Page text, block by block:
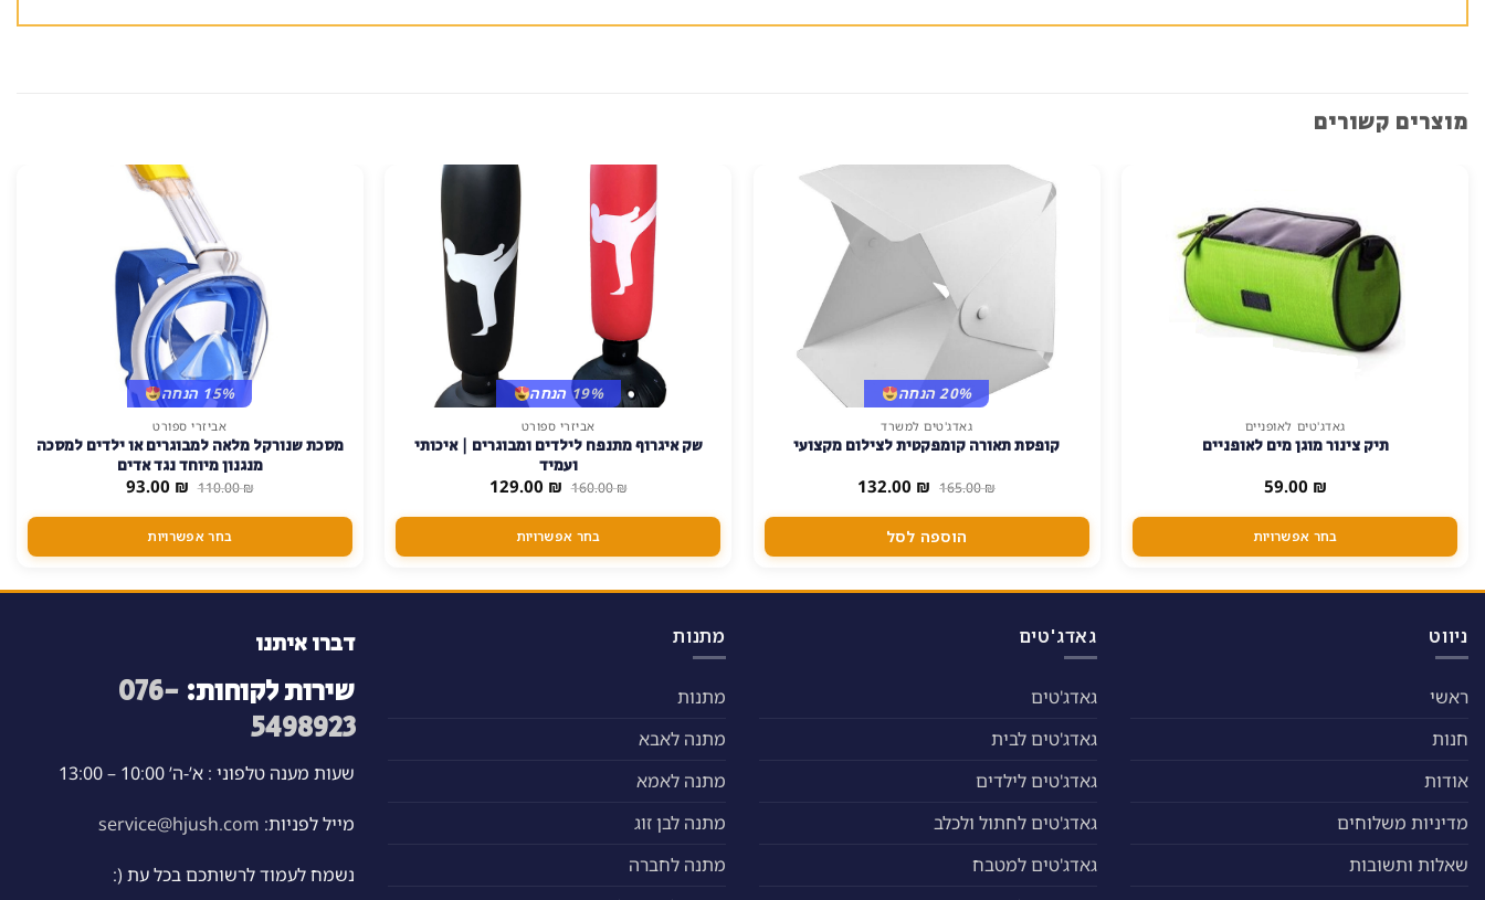
מוצרים קשורים
גאדג'טים לאופניים
תיק צינור מוגן מים לאופניים
59.00 ₪
בחר אפשרויות
ניתן
האפשרויות
בעמוד
20% הנחה
גאדג'טים למשרד
קופסת תאורה קומפקטית לצילום מקצועי
165.00₪ המחיר
היה:
165.00 ₪.
132.00 ₪ המחיר
הוא:
הוספה לסל
19% הנחה
אביזרי ספורט
שק איגרוף מתנפח לילדים ומבוגרים | איכותי
ועמיד
160.00₪ המחיר
היה:
160.00 ₪.
129.00 ₪
הוא:
בחר אפשרויות
ניתן
האפשרויות
בעמוד
15% הנחה
אביזרי ספורט
מסכת שנורקל מלאה למבוגרים או ילדים למסכה
מנגנון מיוחד נגד אדים
110.00₪ המחיר
היה:
110.00 ₪.
93.00 ₪ המחיר
הוא:
בחר אפשרויות
זה
ניתן
האפשרויות
המוצר
ניווט
ראשי
חנות
אודות
מדיניות משלוחים
שאלות ותשובות
גאדג'טים
גאדג'טים
גאדג'טים לבית
גאדג'טים לילדים
גאדג'טים לחתול ולכלב
גאדג'טים למטבח
מתנות
מתנות
מתנה לאבא
מתנה לאמא
מתנה לבן זוג
מתנה לחברה
דברו איתנו
שירות לקוחות: 076-
5498923
שעות מענה טלפוני : א’-ה’ 10:00 – 13:00
מייל לפניות: service@hjush.com
נשמח לעמוד לרשותכם בכל עת (: